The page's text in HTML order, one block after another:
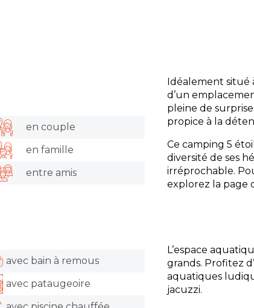
en couple
en famille
entre amis
Idéalement situé
d’un
pleine de
propice à la
Ce camping 5
diversité de ses
irréprochable.
explorez la page
avec bain à remous
avec pataugeoire
L’espace
grands. Profitez
aquatiques
jacuzzi.